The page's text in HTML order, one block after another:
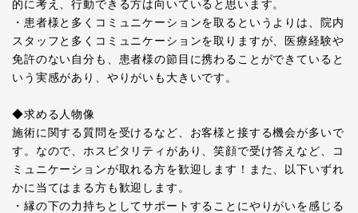
的に考え、行動できる方は向いていると思います。
・患者様と多くコミュニケーションを取るというよりは、院内
スタッフと多くコミュニケーションを取りますが、医療経験や
免許のない自分も、患者様の節目に携わることができていると
いう実感があり、やりがいも大きいです。
◆求める人物像
施術に関する質問を受けるなど、お客様と接する機会が多いで
す。なので、ホスピタリティがあり、笑顔で受け答えなど、コ
ミュニケーションが取れる方を歓迎します！また、以下いずれ
かに当てはまる方も歓迎します。
・縁の下の力持ちとしてサポートすることにやりがいを感じる